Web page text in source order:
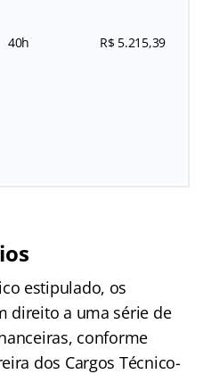
40h R$ 5.215,39
estipulado, os
direito a uma série de
conforme
dos Cargos Técnico-